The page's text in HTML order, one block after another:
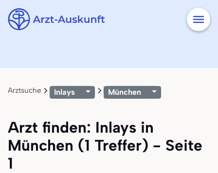
Arztsuche Inlays München
Arzt finden: Inlays in
München (1 Treffer) - Seite
1